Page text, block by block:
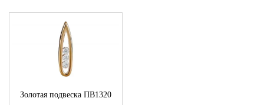
Золотая подвеска ПВ1320